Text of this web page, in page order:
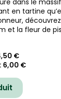
dans le
en tartine
et la fleur de
€
6,00 €